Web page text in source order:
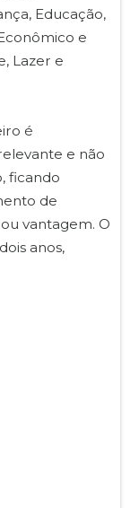
Educação,
e
Lazer e
é
e não
ficando
de
vantagem. O
anos,